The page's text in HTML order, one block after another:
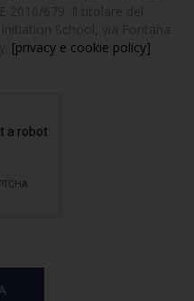
[privacy e cookie policy]